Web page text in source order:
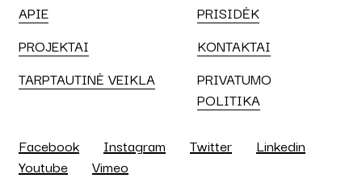
APIE
PROJEKTAI
TARPTAUTINĖ VEIKLA
PRISIDĖK
KONTAKTAI
PRIVATUMO
POLITIKA
Facebook Instagram Twitter
Linkedin
Youtube
Vimeo